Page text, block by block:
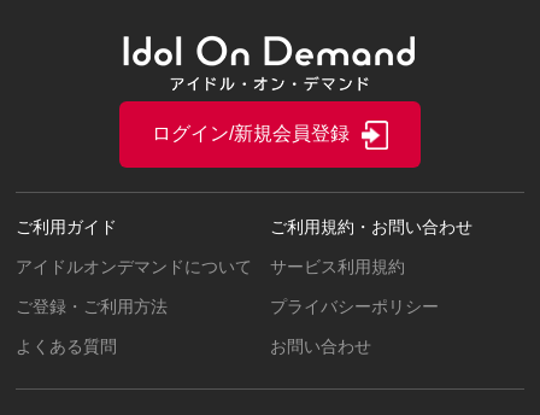
ご利用ガイド
アイドルオンデマンドについて
ご登録・ご利用方法
よくある質問
ご利用規約・お問い合わせ
サービス利用規約
プライバシーポリシー
お問い合わせ
ログイン/新規会員登録